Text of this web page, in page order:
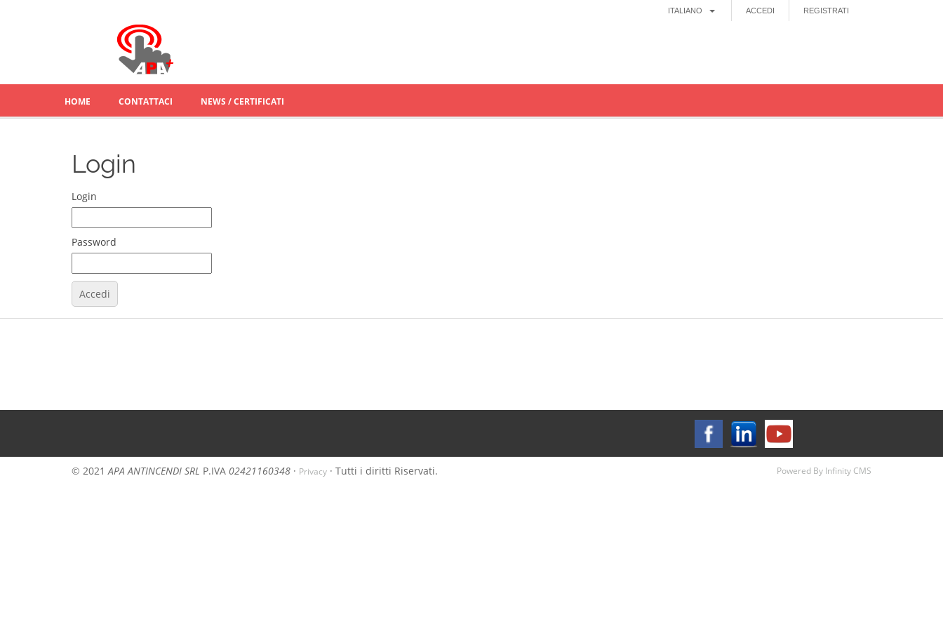
ACCEDI REGISTRATI
ITALIANO
HOME CONTATTACI NEWS / CERTIFICATI
Login
Login
Password
© 2021APA ANTINCENDI SRL P.IVA 02421160348 · Privacy · Tutti i diritti Riservati. Powered By Infinity CMS